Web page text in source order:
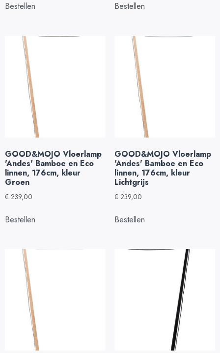
Bestellen Bestellen
GOOD&MOJO Vloerlamp
'Andes' Bamboe en Eco
linnen, 176cm, kleur
Groen
€ 239,00
Bestellen
GOOD&MOJO Vloerlamp
'Andes' Bamboe en Eco
linnen, 176cm, kleur
Lichtgrijs
€ 239,00
Bestellen